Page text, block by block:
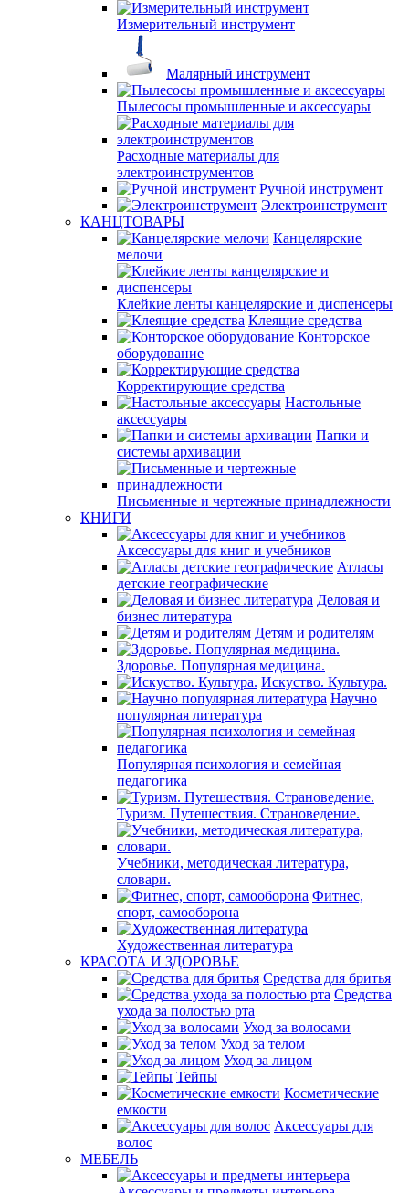
Измерительный инструмент
Малярный инструмент
Пылесосы промышленные и аксессуары
Расходные материалы для
электроинструментов
Ручной инструмент
Электроинструмент
КАНЦТОВАРЫ
Канцелярские
мелочи
Клейкие ленты канцелярские и диспенсеры
Клеящие средства
Конторское
оборудование
Корректирующие средства
Настольные
аксессуары
Папки и
системы архивации
Письменные и чертежные принадлежности
КНИГИ
Аксессуары для книг и учебников
Атласы
детские географические
Деловая и
бизнес литература
Детям и родителям
Здоровье. Популярная медицина.
Искуство. Культура.
Научно
популярная литература
Популярная психология и семейная
педагогика
Туризм. Путешествия. Страноведение.
Учебники, методическая литература,
словари.
Фитнес,
спорт, самооборона
Художественная литература
КРАСОТА И ЗДОРОВЬЕ
Средства для бритья
Средства
ухода за полостью рта
Уход за волосами
Уход за телом
Уход за лицом
Тейпы
Косметические
емкости
Аксессуары для
волос
МЕБЕЛЬ